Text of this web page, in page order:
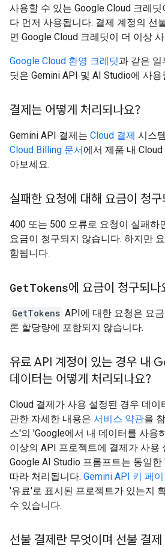
사용할 수 있는 Google Cloud 크레
다 먼저 사용됩니다. 결제 계정의 선
면 Google Cloud 크레딧이 더 이상
Google Cloud 환영 크레딧과 같은 일
딧은 Gemini API 및 AI Studio에 사
결제는 어떻게 처리되나요?
Gemini API 결제는 Cloud 결제 시스
Cloud Billing 문서에서 제품 내
아보세요.
실패한 요청에 대해 요금이 청구
400 또는 500 오류로 요청이 실패하
요금이 청구되지 않습니다. 하지만
함됩니다.
GetTokens에 요금이 청구되나
GetTokens API에 대한 요청은 요
론 할당량에 포함되지 않습니다.
유료 API 계정이 있는 경우 내
데이터는 어떻게 처리되나요?
Cloud 결제가 사용 설정된 경우 데이
관한 자세한 내용은 서비스 약관을
스'의 'Google에서 내 데이터를 사용
이상의 API 프로젝트에 결제가 사용
Google AI Studio 프롬프트는 동일
따라 처리됩니다. Gemini API 키 페이
'유료'로 표시된 프로젝트가 있는지
수 있습니다.
선불 결제란 무엇이며 선불 결